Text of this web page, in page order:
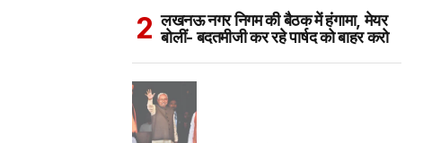
लखनऊ नगर निगम की बैठक में हंगामा, मेयर
बोलीं- बदतमीजी कर रहे पार्षद को बाहर करो